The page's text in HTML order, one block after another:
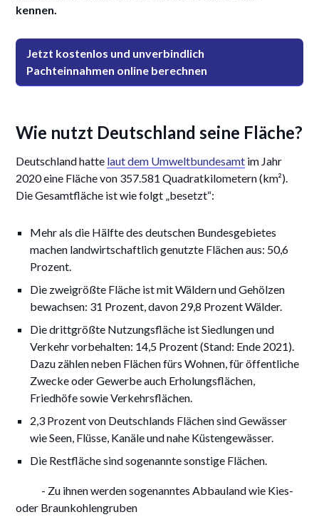
kennen.
Jetzt kostenlos und unverbindlich
Pachteinnahmen online berechnen
Wie nutzt Deutschland seine Fläche?
Deutschland hatte laut dem Umweltbundesamt im Jahr
2020 eine Fläche von 357.581 Quadratkilometern (km²).
Die Gesamtfläche ist wie folgt „besetzt“:
Mehr als die Hälfte des deutschen Bundesgebietes
machen landwirtschaftlich genutzte Flächen aus: 50,6
Prozent.
Die zweigrößte Fläche ist mit Wäldern und Gehölzen
bewachsen: 31 Prozent, davon 29,8 Prozent Wälder.
Die drittgrößte Nutzungsfläche ist Siedlungen und
Verkehr vorbehalten: 14,5 Prozent (Stand: Ende 2021).
Dazu zählen neben Flächen fürs Wohnen, für öffentliche
Zwecke oder Gewerbe auch Erholungsflächen,
Friedhöfe sowie Verkehrsflächen.
2,3 Prozent von Deutschlands Flächen sind Gewässer
wie Seen, Flüsse, Kanäle und nahe Küstengewässer.
Die Restfläche sind sogenannte sonstige Flächen.
- Zu ihnen werden sogenanntes Abbauland wie Kies-
oder Braunkohlengruben